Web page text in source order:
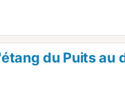
du Puits au